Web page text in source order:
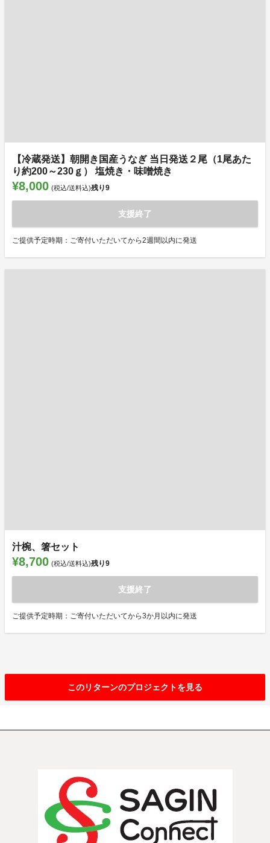
【冷蔵発送】朝開き国産うなぎ 当日発送２尾（1尾あた
り約200～230ｇ） 塩焼き・味噌焼き
¥8,000 (税込/送料込)残り9
支援終了
ご提供予定時期：ご寄付いただいてから2週間以内に発送
汁椀、箸セット
¥8,700 (税込/送料込)残り9
支援終了
ご提供予定時期：ご寄付いただいてから3か月以内に発送
このリターンのプロジェクトを見る